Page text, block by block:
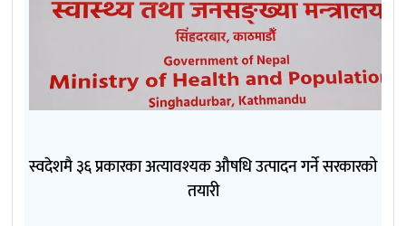
स्वदेशमै ३६ प्रकारका अत्यावश्यक औषधि उत्पादन गर्ने सरकारको
तयारी